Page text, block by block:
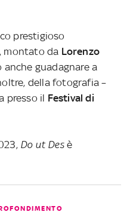
prestigioso
montato da Lorenzo
guadagnare a
della fotografia –
presso il Festival di
Do ut Des è